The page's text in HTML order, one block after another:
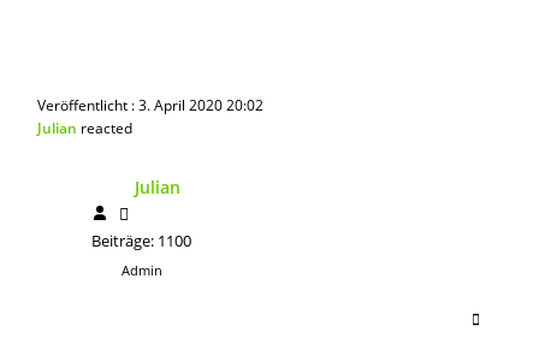
Veröffentlicht : 3. April 2020 20:02
Julian reacted
Julian
Beiträge: 1100
Admin